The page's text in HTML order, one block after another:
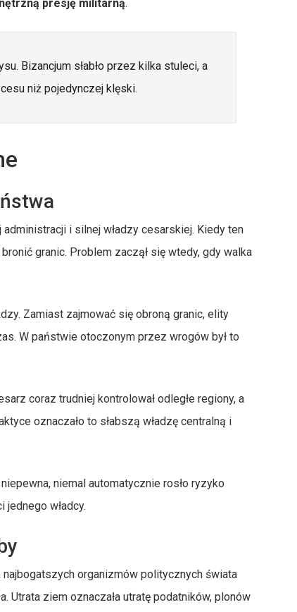
presję militarną.
Bizancjum słabło przez kilka stuleci, a
niż pojedynczej klęski.
i silnej władzy cesarskiej. Kiedy ten
granic. Problem zaczął się wtedy, gdy walka
Zamiast zajmować się obroną granic, elity
W państwie otoczonym przez wrogów był to
coraz trudniej kontrolował odległe regiony, a
oznaczało to słabszą władzę centralną i
niemal automatycznie rosło ryzyko
jednego władcy.
organizmów politycznych świata
ziem oznaczała utratę podatników, plonów